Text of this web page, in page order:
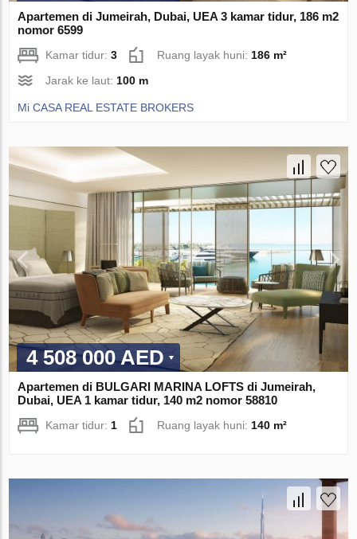
Apartemen di Jumeirah, Dubai, UEA 3 kamar tidur, 186 m2
nomor 6599
Kamar tidur:3 Ruang layak huni: 186 m²
Jarak ke laut: 100 m
Mi CASA REAL ESTATE BROKERS
4 508 000 AED
Apartemen di BULGARI MARINA LOFTS di Jumeirah,
Dubai, UEA 1 kamar tidur, 140 m2 nomor 58810
Kamar tidur:1 Ruang layak huni:140 m²